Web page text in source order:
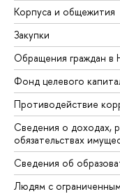
Корпуса и общежития
Закупки
Обращения граждан
Фонд целевого
Противодействие
Сведения о доходах,
обязательствах
Сведения об
Людям с